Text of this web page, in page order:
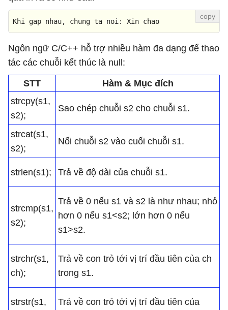
Khi gap nhau, chung ta noi: Xin chao
Ngôn ngữ C/C++ hỗ trợ nhiều hàm đa dạng để thao
tác các chuỗi kết thúc là null:
STT
Hàm & Mục đích
strcpy(s1,
s2);
Sao chép chuỗi s2 cho chuỗi s1.
strcat(s1,
s2);
Nối chuỗi s2 vào cuối chuỗi s1.
strlen(s1); Trả về độ dài của chuỗi s1.
strcmp(s1,
s2);
Trả về 0 nếu s1 và s2 là như nhau; nhỏ
hơn 0 nếu s1<s2; lớn hơn 0 nếu
s1>s2.
strchr(s1,
ch);
Trả về con trỏ tới vị trí đầu tiên của ch
trong s1.
strstr(s1,
Trả về con trỏ tới vị trí đầu tiên của